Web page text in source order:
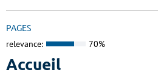
PAGES
relevance: 70%
Accueil